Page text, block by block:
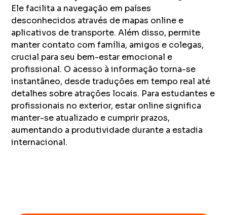
Ele facilita a navegação em países
desconhecidos através de mapas online e
aplicativos de transporte. Além disso, permite
manter contato com família, amigos e colegas,
crucial para seu bem-estar emocional e
profissional. O acesso à informação torna-se
instantâneo, desde traduções em tempo real até
detalhes sobre atrações locais. Para estudantes e
profissionais no exterior, estar online significa
manter-se atualizado e cumprir prazos,
aumentando a produtividade durante a estadia
internacional.